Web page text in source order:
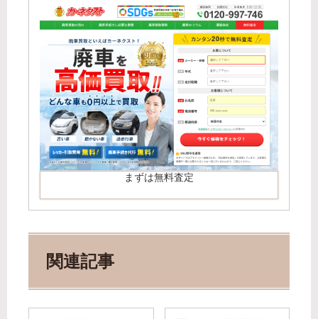
まずは無料査定
関連記事